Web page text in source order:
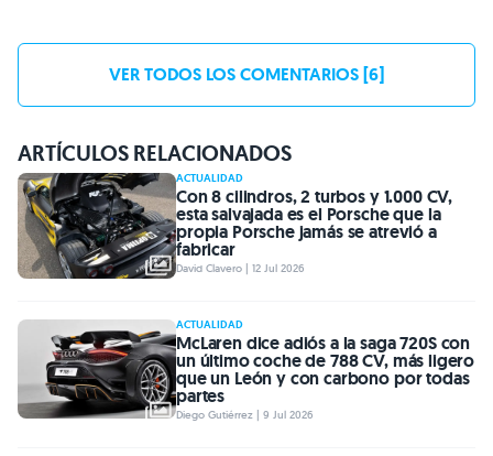
VER TODOS LOS COMENTARIOS [6]
ARTÍCULOS RELACIONADOS
ACTUALIDAD
Con 8 cilindros, 2 turbos y 1.000 CV,
esta salvajada es el Porsche que la
propia Porsche jamás se atrevió a
fabricar
David Clavero | 12 Jul 2026
ACTUALIDAD
McLaren dice adiós a la saga 720S con
un último coche de 788 CV, más ligero
que un León y con carbono por todas
partes
Diego Gutiérrez | 9 Jul 2026